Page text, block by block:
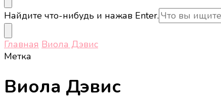
Ищите
что-
то?
Найдите что-нибудь и нажав Enter.
Главная Виола Дэвис
Метка
Виола Дэвис